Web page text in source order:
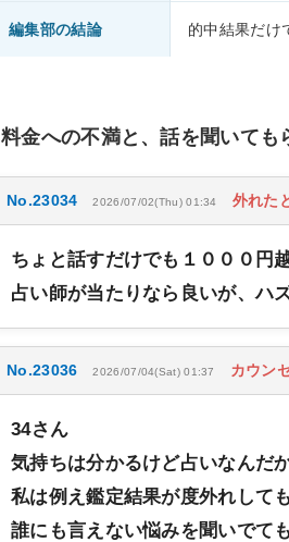
編集部の結論 的中結果だけ
料金への不満と、話を聞いても
No.23034 2026/07/02(Thu) 01:34 外れた
ちょと話すだけでも１０００円
占い師が当たりなら良いが、ハ
No.23036 2026/07/04(Sat) 01:37 カウン
34さん
気持ちは分かるけど占いなんだ
私は例え鑑定結果が度外れして
誰にも言えない悩みを聞いでて